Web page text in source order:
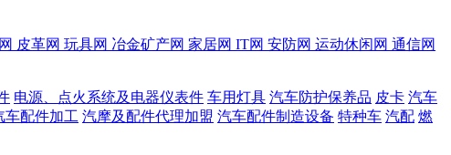
皮革网 玩具网 冶金矿产网 家居网 IT网 安防网 运动休闲网 通信网
电源、点火系统及电器仪表件 车用灯具 汽车防护保养品 皮卡 汽车
车配件加工 汽摩及配件代理加盟 汽车配件制造设备 特种车 汽配 燃